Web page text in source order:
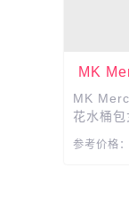
MK
MK
花水桶
型,令此
参考价格